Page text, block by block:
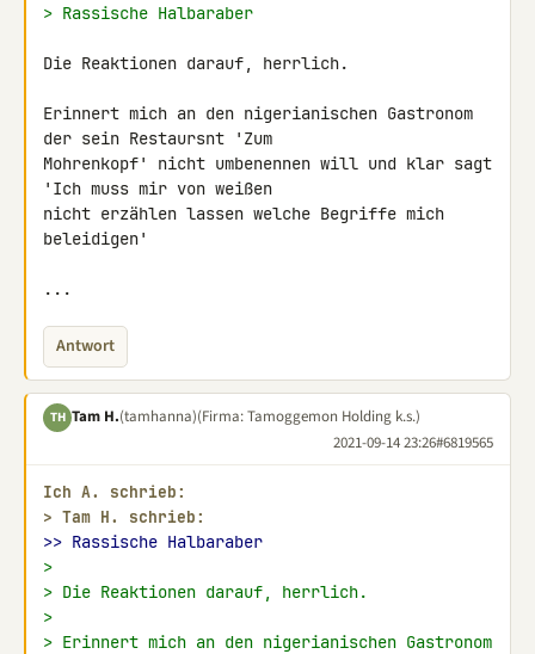
> Rassische Halbaraber
Die Reaktionen darauf, herrlich.
Erinnert mich an den nigerianischen Gastronom
der sein Restaursnt 'Zum
Mohrenkopf' nicht umbenennen will und klar sagt
'Ich muss mir von weißen
nicht erzählen lassen welche Begriffe mich
beleidigen'
...
Antwort
TH Tam H.(tamhanna)(Firma: Tamoggemon Holding k.s.)
2021-09-14 23:26#6819565
Ich A. schrieb:
> Tam H. schrieb:
>> Rassische Halbaraber
>
> Die Reaktionen darauf, herrlich.
>
> Erinnert mich an den nigerianischen Gastronom